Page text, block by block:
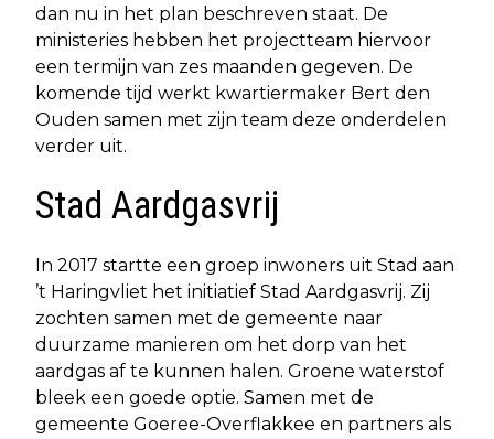
dan nu in het plan beschreven staat. De
ministeries hebben het projectteam hiervoor
een termijn van zes maanden gegeven. De
komende tijd werkt kwartiermaker Bert den
Ouden samen met zijn team deze onderdelen
verder uit.
Stad Aardgasvrij
In 2017 startte een groep inwoners uit Stad aan
’t Haringvliet het initiatief Stad Aardgasvrij. Zij
zochten samen met de gemeente naar
duurzame manieren om het dorp van het
aardgas af te kunnen halen. Groene waterstof
bleek een goede optie. Samen met de
gemeente Goeree-Overflakkee en partners als